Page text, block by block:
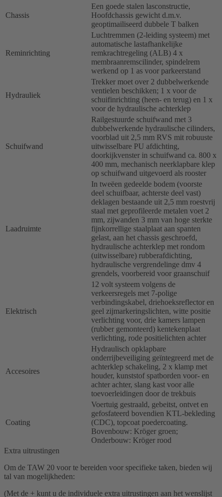
Chassis
Een goede stalen lasconstructie,
Hoofdchassis gewicht d.m.v.
geoptimailiseerd dubbele T balken
Reminrichting
Luchtremmen (2-leiding systeem) met
automatische lastafhankelijke
remkrachtregeling (ALB) 4 x
membraanremscilinder, spindelrem
werkend op 1 as voor parkeerstand
Hydrauliek
Trekker moet over 2 dubbelwerkende
ventielen beschikken; 1 x voor de
schuifinrichting (heen- en terug) en 1 x
voor de hydraulische achterklep
Schuifwand
Railgestuurde schuifwand met 3
dubbelwerkende hydraulische cilinders,
voorblad uit 2,5 mm RVS mit robuuste
uitwisselbare PU afdichting,
doorkijkvenster in schuifwand ca. 800 x
400 mm, mechanisch neerklapbare klep
op schuifwand uitgevoerd als rooster
Laadruimte
In tweëen gedeelde bodem (voorste
deel schuifbaar, achterste deel vast)
deklagen bestaande uit 2,5 mm roestvrij
staal met geprofileerde metalen voet 2
mm, zijwanden 3 mm van hoge sterkte
fijnkorrellige staalplaat aan spanten
gelast, aan het chassis geschroefd,
hydraulische achterklep met rondom
(uitwisselbare) rubberafdichting,
hydraulische vergrendelinge dmv 4
grendels, voorbereid voor graanschuif
Elektrisch
12 volt systeem volgens de
verkeersregels met 7-polige
verbindingskabel, driehoeksreflector en
geel zijmarkeringslichten, witte positie
verlichting voor, drie kamers lampen
(rubber gemonteerd) kentekenplaat
verlichting, rode positielichten achter
Accesoires
Hydraulisch opklapbare
onderrijbeveiliging geïntegreerd met de
achterklep schakeling, 2 x klamp met
houder, kunststof spatborden voor- en
achter achter, slang kast voor alle
toevoerleidingen door de trekbuis
Coating
Voertuig gestraald, gebeitst, ontvet en
gefosfateerd bovendien KTL-bekleding
(CDC), topcoat poedercoating.
Bovenbouw: Kröger groen;
Onderbouw: Kröger rood
Extra uitrustingen
Om de TAW 20 voor te bereiden voor specifieke taken, bieden wij
tal van mogelijkheden:
(Met de + kunt u de individuele extra uitrustingen aan het wenslijst